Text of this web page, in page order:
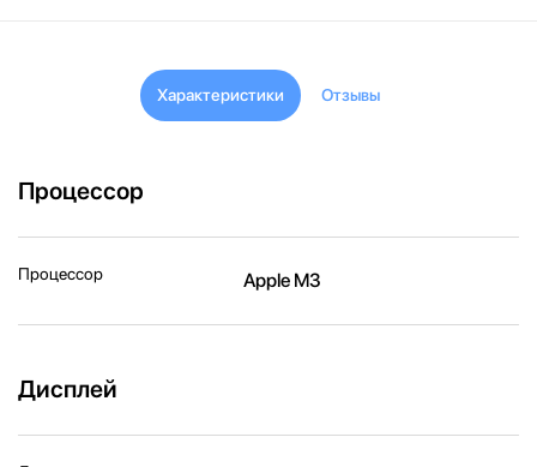
Характеристики Отзывы
Процессор
Процессор Apple M3
Дисплей